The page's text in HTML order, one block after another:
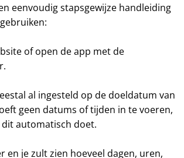
eenvoudig stapsgewijze handleiding
of open de app met de
al ingesteld op de doeldatum van
geen datums of tijden in te voeren,
automatisch doet.
en je zult zien hoeveel dagen, uren,